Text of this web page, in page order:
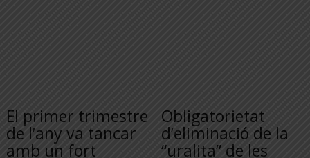
El primer trimestre
de l’any va tancar
amb un fort
Obligatorietat
d’eliminació de la
“uralita” de les